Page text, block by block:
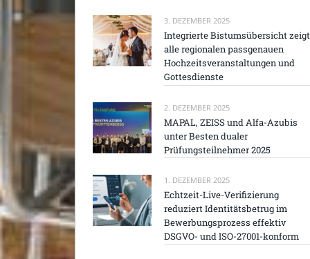
3. DEZEMBER 2025
Integrierte Bistumsübersicht zeigt
alle regionalen passgenauen
Hochzeitsveranstaltungen und
Gottesdienste
2. DEZEMBER 2025
MAPAL, ZEISS und Alfa-Azubis
unter Besten dualer
Prüfungsteilnehmer 2025
1. DEZEMBER 2025
Echtzeit-Live-Verifizierung
reduziert Identitätsbetrug im
Bewerbungsprozess effektiv
DSGVO- und ISO-27001-konform